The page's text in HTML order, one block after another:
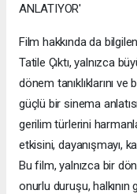
ANLATIYOR'
Film hakkında da
Tatile Çıktı, yalnızca
dönem tanıklıklarını
güçlü bir sinema
gerilim türlerini
etkisini, dayanışmayı,
Bu film, yalnızca bir
onurlu duruşu, halkının